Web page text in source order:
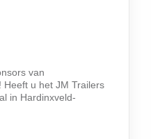
van
Heeft u het JM Trailers
in Hardinxveld-